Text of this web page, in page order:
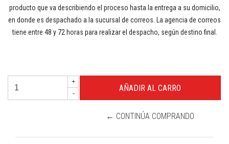
producto que va describiendo el proceso hasta la entrega a su domicilio,
en donde es despachado a la sucursal de correos. La agencia de correos
tiene entre 48 y 72 horas para realizar el despacho, según destino final.
+
-
← CONTINÚA COMPRANDO